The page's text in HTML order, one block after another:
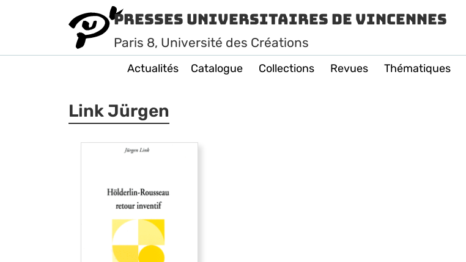
Presses Universitaires de Vincennes
Paris 8, Université des Créations
Actualités Catalogue Collections Revues Thématiques
Link Jürgen